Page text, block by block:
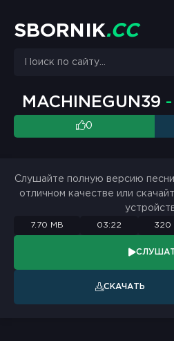
S BO R N K.CC
MACHINEGUN39
0
Слушайте полную версию песни
отличном качестве или
7.70 MB 03:22 320
СКАЧАТЬ